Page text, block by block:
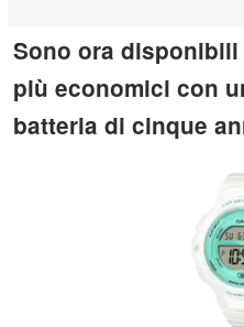
Sono ora
più economici con
batteria di cinque